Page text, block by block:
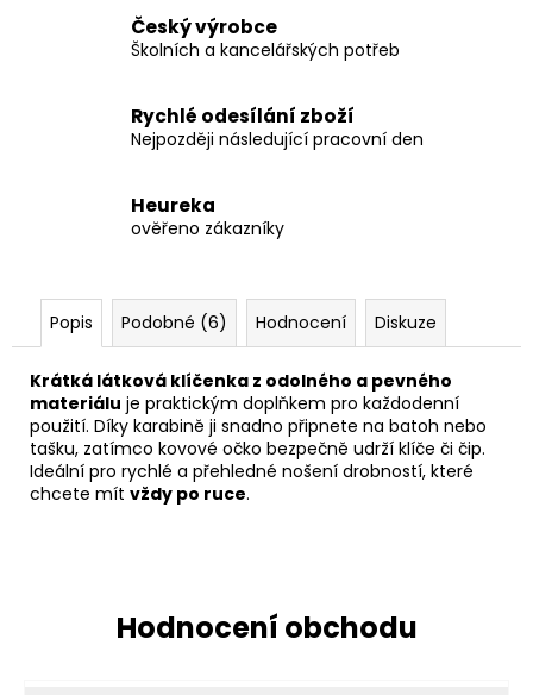
Český výrobce
Školních a kancelářských potřeb
Rychlé odesílání zboží
Nejpozději následující pracovní den
Heureka
ověřeno zákazníky
Popis Podobné (6) Hodnocení Diskuze
Krátká látková klíčenka z odolného a pevného
materiálu je praktickým doplňkem pro každodenní
použití. Díky karabině ji snadno připnete na batoh nebo
tašku, zatímco kovové očko bezpečně udrží klíče či čip.
Ideální pro rychlé a přehledné nošení drobností, které
chcete mít vždy po ruce.